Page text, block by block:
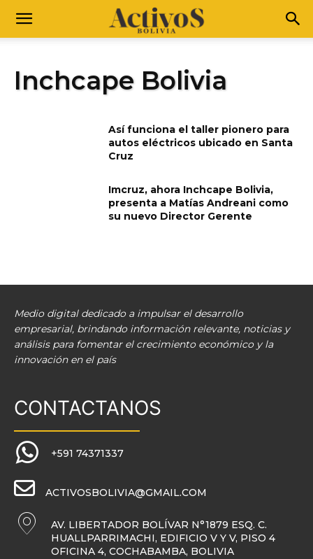
Inchcape Bolivia
Así funciona el taller pionero para
autos eléctricos ubicado en Santa
Cruz
Imcruz, ahora Inchcape Bolivia,
presenta a Matías Andreani como
su nuevo Director Gerente
Medio digital dedicado a impulsar el desarrollo
empresarial, brindando información relevante, noticias y
análisis para fomentar el crecimiento económico y la
innovación en el país
CONTACTANOS
+591 74371337
ACTIVOSBOLIVIA@GMAIL.COM
AV. LIBERTADOR BOLÍVAR N°1879 ESQ. C.
HUALLPARRIMACHI, EDIFICIO V Y V, PISO 4
OFICINA 4, COCHABAMBA, BOLIVIA